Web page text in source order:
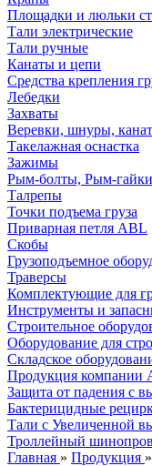
Площадки и люльки
Тали электрические
Тали ручные
Канаты и цепи
Средства крепления
Лебедки
Захваты
Веревки, шнуры,
Такелажная оснастка
Зажимы
Рым-болты, Рым-гайки
Талрепы
Точки подъема груза
Приварная петля ABL
Скобы
Грузоподъемное
Траверсы
Комплектующие для
Инструменты и
Строительное
Оборудование для
Складское
Продукция компании
Защита от падения с
Бактерицидные
Тали с Увеличенной
Троллейный
Главная » Продукция »